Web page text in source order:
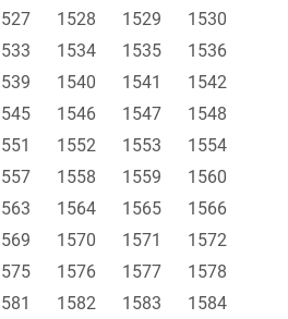
1528 1529
1530
1534 1535
1536
1540 1541
1542
1546 1547
1548
1552 1553
1554
1558 1559
1560
1564 1565
1566
1570 1571
1572
1576 1577
1578
1582 1583
1584